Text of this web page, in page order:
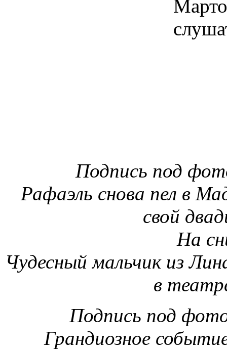
Подпись под
Рафаэль снова пел в
свой
На
Чудесный мальчик из
в
Подпись под
Грандиозное